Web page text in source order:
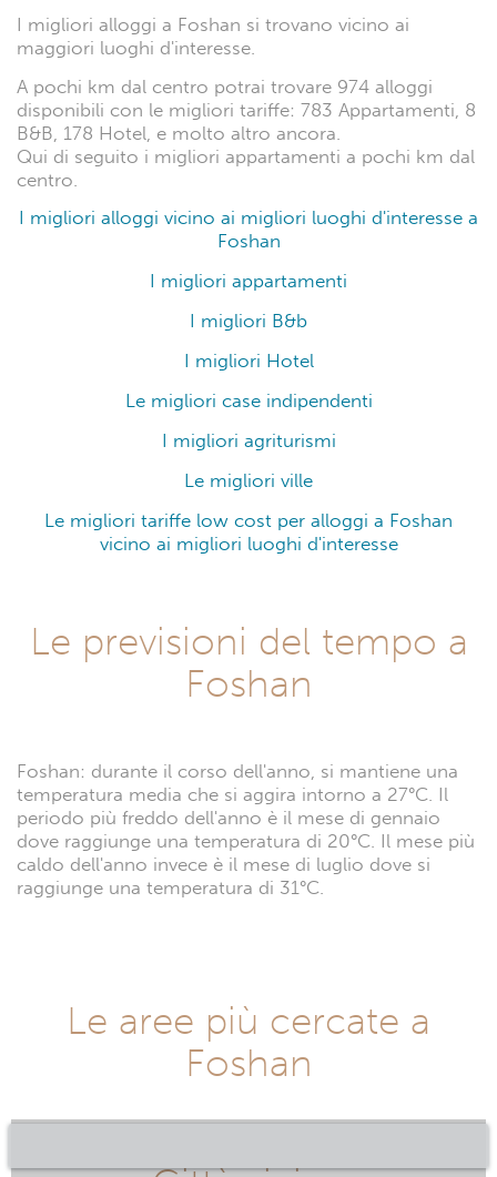
I migliori alloggi a Foshan si trovano vicino ai
maggiori luoghi d'interesse.
A pochi km dal centro potrai trovare 974 alloggi
disponibili con le migliori tariffe: 783 Appartamenti, 8
B&B, 178 Hotel, e molto altro ancora.
Qui di seguito i migliori appartamenti a pochi km dal
centro.
I migliori alloggi vicino ai migliori luoghi d'interesse a
Foshan
I migliori appartamenti
I migliori B&b
I migliori Hotel
Le migliori case indipendenti
I migliori agriturismi
Le migliori ville
Le migliori tariffe low cost per alloggi a Foshan
vicino ai migliori luoghi d'interesse
Le previsioni del tempo a
Foshan
Foshan: durante il corso dell'anno, si mantiene una
temperatura media che si aggira intorno a 27°C. Il
periodo più freddo dell'anno è il mese di gennaio
dove raggiunge una temperatura di 20°C. Il mese più
caldo dell'anno invece è il mese di luglio dove si
raggiunge una temperatura di 31°C.
Le aree più cercate a
Foshan